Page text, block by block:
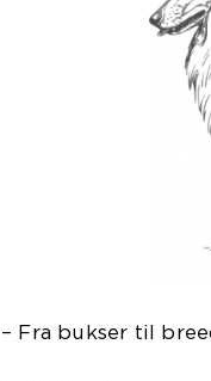
– Fra bukser til